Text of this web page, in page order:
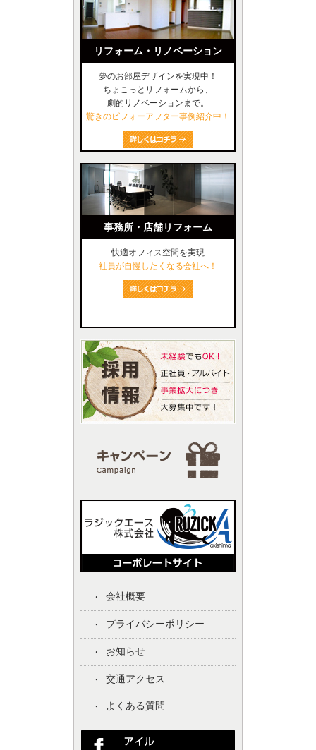
リフォーム・リノベーション
夢のお部屋デザインを実現中！
ちょこっとリフォームから、
劇的リノベーションまで。
驚きのビフォーアフター事例紹介中！
事務所・店舗リフォーム
快適オフィス空間を実現
社員が自慢したくなる会社へ！
会社概要
プライバシーポリシー
お知らせ
交通アクセス
よくある質問